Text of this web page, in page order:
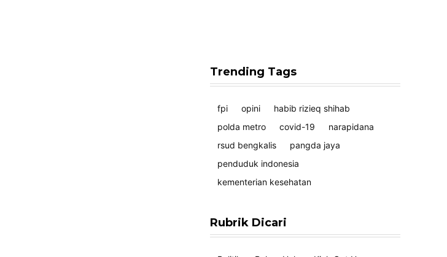
Trending Tags
fpi opini
habib rizieq shihab
polda metro
covid-19
narapidana
rsud bengkalis
pangda jaya
penduduk indonesia
kementerian kesehatan
Rubrik Dicari